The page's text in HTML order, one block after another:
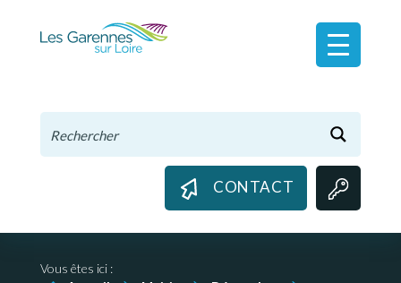
CONTACT
Vous êtes ici :